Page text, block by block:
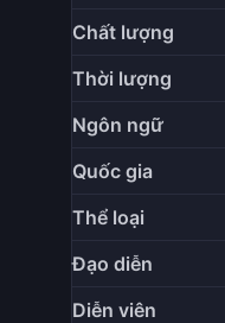
Chất lượng
Thời lượng
Ngôn ngữ
Quốc gia
Thể loại
Đạo diễn
Diễn viên